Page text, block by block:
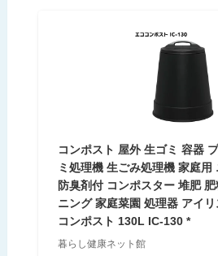
コンポスト 屋外 生ゴミ 容器
ミ処理機 生ごみ処理機 家庭用
防臭剤付 コンポスター 堆肥
ニング 家庭菜園 処理器 アイ
コンポスト 130L IC-130 *
暮らし健康ネット館